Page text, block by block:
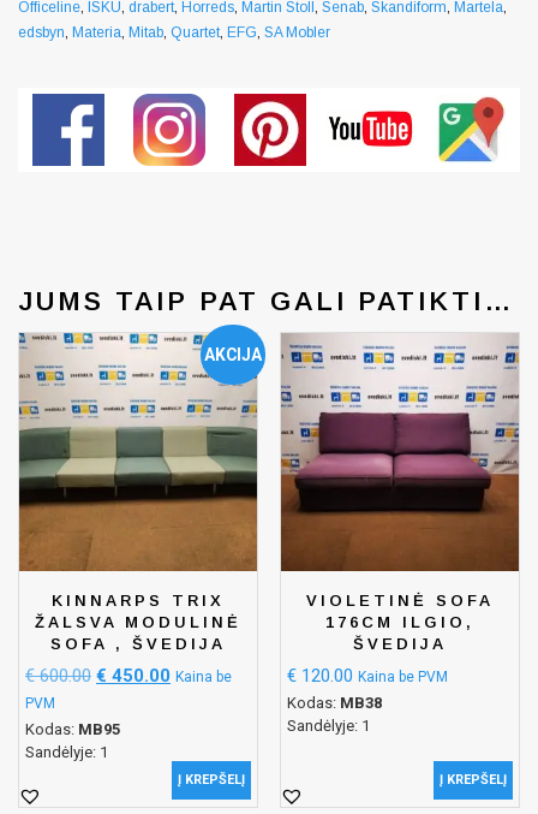
Officeline, ISKU, drabert, Horreds, Martin Stoll, Senab, Skandiform, Martela,
edsbyn, Materia, Mitab, Quartet, EFG, SA Mobler
JUMS TAIP PAT GALI PATIKTI…
AKCIJA
KINNARPS TRIX
ŽALSVA MODULINĖ
SOFA , ŠVEDIJA
€600.00 € 450.00 Kaina be
PVM
Kodas: MB95
Sandėlyje: 1
Į KREPŠELĮ
VIOLETINĖ SOFA
176CM ILGIO,
ŠVEDIJA
€ 120.00 Kaina be PVM
Kodas: MB38
Sandėlyje: 1
Į KREPŠELĮ